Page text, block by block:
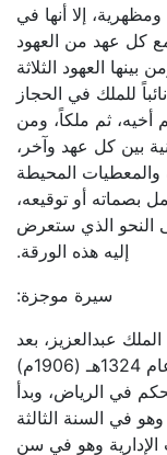
إلا أنها في
كل عهد من العهود
العهود الثلاثة
للملك في الحجاز
أخيه، ثم ملكاً، ومن
بين كل عهد وآخر،
المحيطة
بصماته أو توقيعه،
النحو الذي ستعرض
إليه هذه الورقة.
سيرة موجزة:
عبدالعزيز، بعد
تركي وسعود، وقد ولد – على الأرجح – عام 1324هـ (1906م)
في الرياض، وبدأ
في السنة الثالثة
وهو في سن